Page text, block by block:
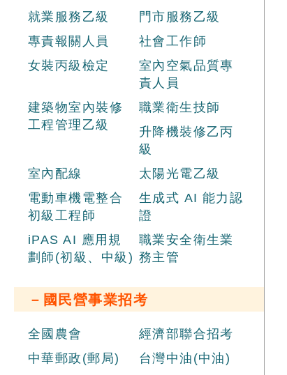
就業服務乙級
門市服務乙級
專責報關人員
社會工作師
女裝丙級檢定
室內空氣品質專
責人員
建築物室內裝修
工程管理乙級
職業衛生技師
升降機裝修乙丙
級
室內配線
太陽光電乙級
電動車機電整合
初級工程師
生成式 AI 能力認
證
iPAS AI 應用規
劃師(初級、中級)
職業安全衛生業
務主管
－國民營事業招考
全國農會
經濟部聯合招考
中華郵政(郵局)
台灣中油(中油)